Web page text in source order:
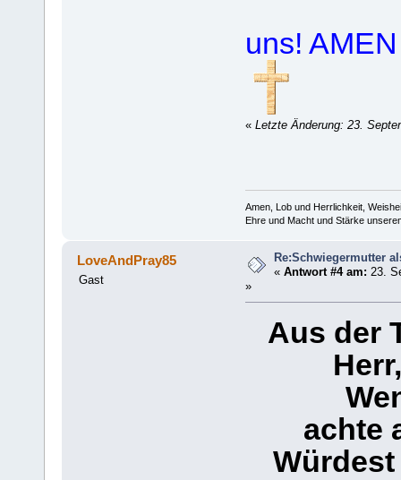
uns! AMEN
« Letzte Änderung: 23.
Amen, Lob und Herrlichkeit,
Ehre und Macht und Stärke
LoveAndPray85
Gast
Re:Schwiegermutter
«Antwort #4 am: 23.
»
Aus der
achte